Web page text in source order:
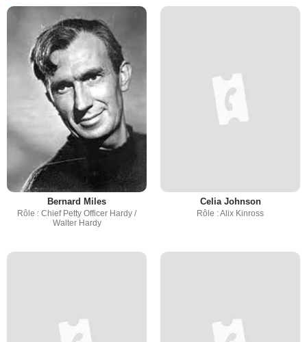
Bernard Miles
Rôle : Chief Petty Officer Hardy /
Walter Hardy
Celia Johnson
Rôle : Alix Kinross